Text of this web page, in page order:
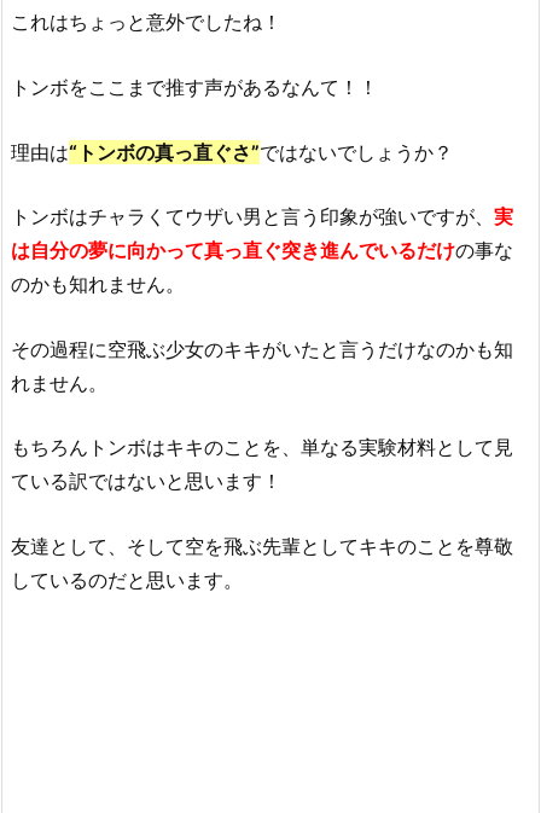
これはちょっと意外でしたね！
トンボをここまで推す声があるなんて！！
理由は“ トンボの真っ直ぐさ”ではないでしょうか？
トンボはチャラくてウザい男と言う印象が強いですが、 実
は自分の夢に向かって真っ直ぐ突き進んでいるだけの事な
のかも知れません。
その過程に空飛ぶ少女のキキがいたと言うだけなのかも知
れません。
もちろんトンボはキキのことを、単なる実験材料として見
ている訳ではないと思います！
友達として、そして空を飛ぶ先輩としてキキのことを尊敬
しているのだと思います。